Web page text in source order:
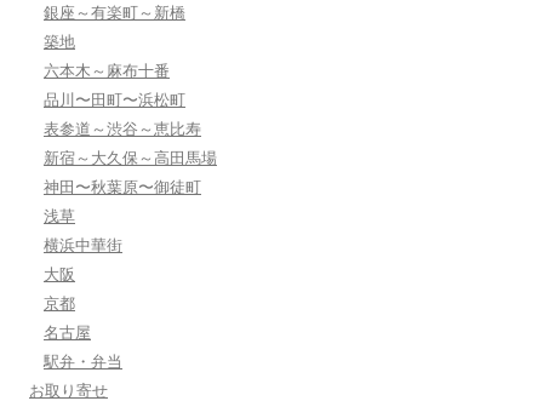
銀座～有楽町～新橋
築地
六本木～麻布十番
品川〜田町〜浜松町
表参道～渋谷～恵比寿
新宿～大久保～高田馬場
神田〜秋葉原〜御徒町
浅草
横浜中華街
大阪
京都
名古屋
駅弁・弁当
お取り寄せ